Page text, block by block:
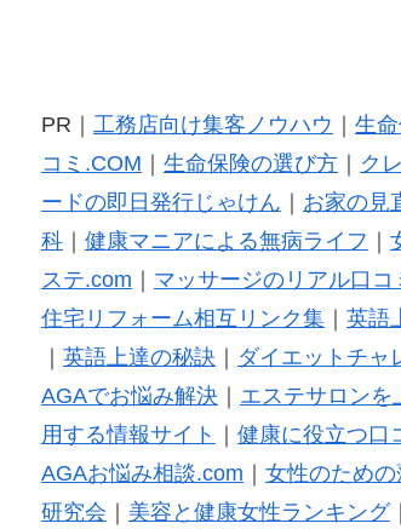
PR｜ 工務店向け集客ノウハウ
生
コミ.COM
生命保険の選び方｜
ク
ードの即日発行じゃけん
お家の見
科｜ 健康マニアによる無病ライフ
ステ.com
マッサージのリアル口コ
住宅リフォーム相互リンク集｜ 英語
英語上達の秘訣 ダイエットチャ
AGAでお悩み解決｜ エステサロンを
用する情報サイト
健康に役立つ口
AGAお悩み相談.com
女性のため
研究会
美容と健康女性ランキング｜